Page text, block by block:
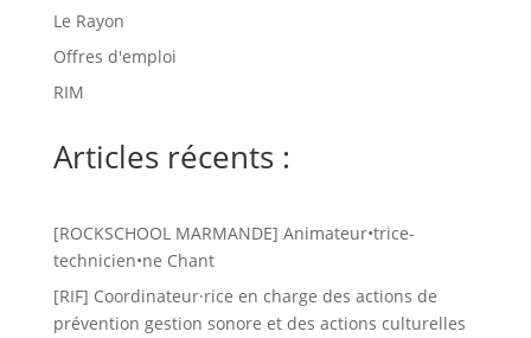
Le Rayon
Offres d'emploi
RIM
Articles récents :
[ROCKSCHOOL MARMANDE] Animateur•trice-
technicien•ne Chant
[RIF] Coordinateur·rice en charge des actions de
prévention gestion sonore et des actions culturelles